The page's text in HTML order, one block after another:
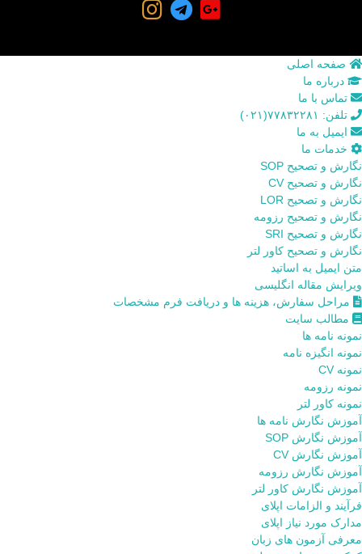
صفحه اصلی
درباره ما
تماس با ما
تلفن: ۷۷۸۳۲۲۸۱(۰۲۱)
ایمیل به ما
خدمات ما
نگارش و تصحیح SOP
نگارش و تصحیح CV
نگارش و تصحیح LOR
نگارش و تصحیح رزومه
نگارش و تصحیح SRI
نگارش و تصحیح کاور لتر
متن ایمیل به اساتید
ویرایش مقاله انگلیسی
مراحل سفارش، هزینه ها و دریافت فرم مشخصات
مطالب سایت
نمونه نامه ها
نمونه انگیزه نامه
نمونه CV
نمونه رزومه
نمونه کاور لتر
آموزش نگارش نامه ها
آموزش نگارش SOP
آموزش نگارش CV
آموزش نگارش رزومه
آموزش نگارش کاور لتر
فرآیند و الزامات اپلای
مدارک مورد نیاز اپلای
معرفی آزمون های زبان